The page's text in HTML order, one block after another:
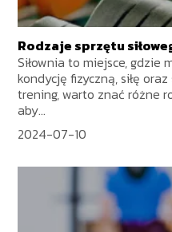
Rodzaje sprzętu
Siłownia to miejsce, gdzie
kondycję fizyczną, siłę
trening, warto znać różne
aby...
2024-07-10